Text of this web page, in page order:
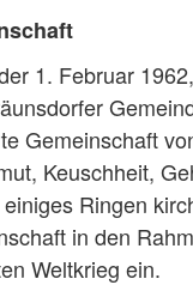
1. Februar
Gemeinschaft
Keuschheit,
Ringen
in den
Weltkrieg ein.